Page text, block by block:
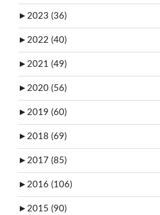
► 2023 (36)
► 2022 (40)
► 2021 (49)
► 2020 (56)
► 2019 (60)
► 2018 (69)
► 2017 (85)
► 2016 (106)
► 2015 (90)